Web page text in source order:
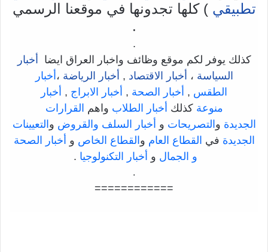
تطبيقي ) كلها تجدونها في موقعنا الرسمي
.
.
كذلك يوفر لكم موقع وظائف واخبار العراق ايضا
أخبار
السياسة ، أخبار الاقتصاد , أخبار الرياضة ، أخبار
الطقس , أخبار الصحة , أخبار الابراج , أخبار
منوعة كذلك أخبار الطلاب واهم القرارات
الجديدة و التصريحات و أخبار السلف والقروض و التعيينات
الجديدة في القطاع العام و القطاع الخاص و أخبار الصحة
و الجمال و أخبار التكنولوجيا .
.
============